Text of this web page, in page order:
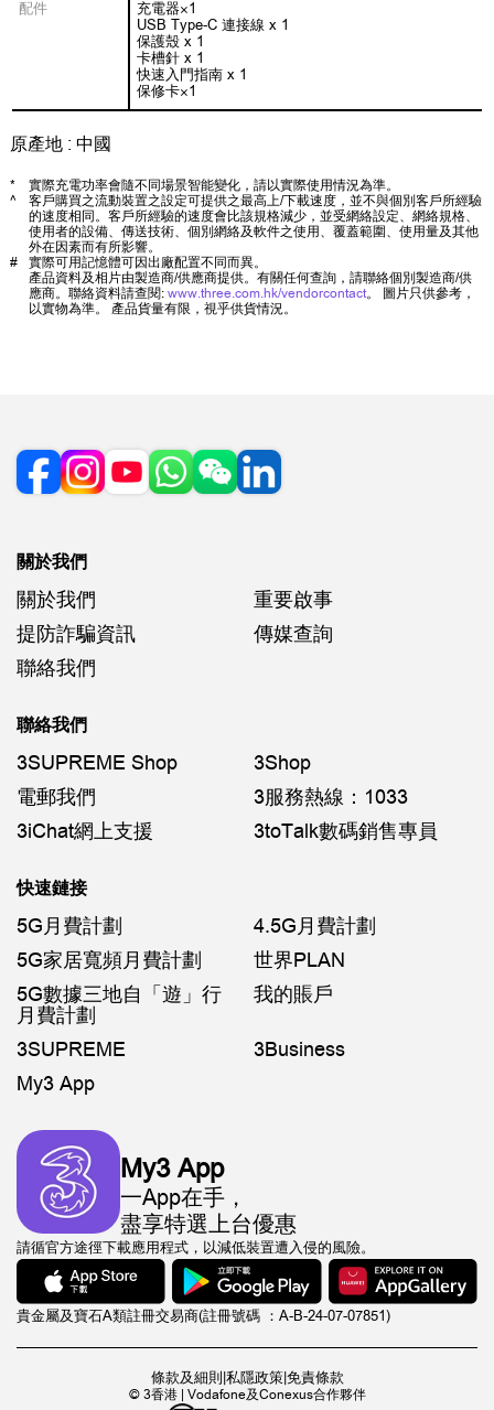
配件
充電器×1
USB Type-C 連接線 x 1
保護殼 x 1
卡槽針 x 1
快速入門指南 x 1
保修卡×1
原產地 : 中國
*
實際充電功率會隨不同場景智能變化，請以實際使用情況為準。
^
客戶購買之流動裝置之設定可提供之最高上/下載速度，並不與個別客戶所經驗
的速度相同。客戶所經驗的速度會比該規格減少，並受網絡設定、網絡規格、
使用者的設備、傳送技術、個別網絡及軟件之使用、覆蓋範圍、使用量及其他
外在因素而有所影響。
#
實際可用記憶體可因出廠配置不同而異。
產品資料及相片由製造商/供應商提供。有關任何查詢，請聯絡個別製造商/供
應商。聯絡資料請查閱: www.three.com.hk/vendorcontact。 圖片只供參考，
以實物為準。 產品貨量有限，視乎供貨情況。
關於我們
關於我們
重要啟事
提防詐騙資訊
傳媒查詢
聯絡我們
聯絡我們
3SUPREME Shop
3Shop
電郵我們
3服務熱線：1033
3iChat網上支援
3toTalk數碼銷售專員
快速鏈接
5G月費計劃
4.5G月費計劃
5G家居寬頻月費計劃
世界PLAN
5G數據三地自「遊」行
月費計劃
我的賬戶
3SUPREME
3Business
My3 App
My3 App
一App在手，
盡享特選上台優惠
請循官方途徑下載應用程式，以減低裝置遭入侵的風險。
貴金屬及寶石A類註冊交易商(註冊號碼 ：A-B-24-07-07851)
條款及細則 私隱政策 免責條款
© 3香港 | Vodafone及Conexus合作夥伴